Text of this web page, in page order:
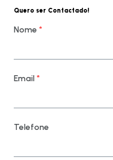
Quero ser Contactado!
Nome *
Email*
Telefone